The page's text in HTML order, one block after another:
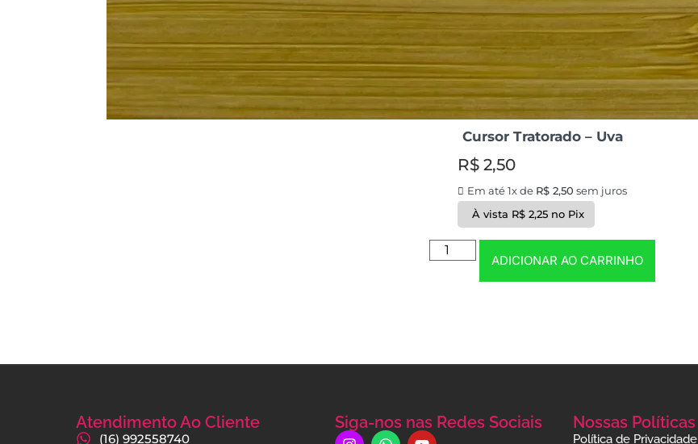
Cursor Tratorado – Uva
R$ 2,50
Em até 1x de R$ 2,50 sem juros
À vista R$2,25 no Pix
ADICIONAR AO CARRINHO
Atendimento Ao Cliente
(16) 992558740
Siga-nos nas Redes Sociais Nossas Políticas
Política de Privacidade